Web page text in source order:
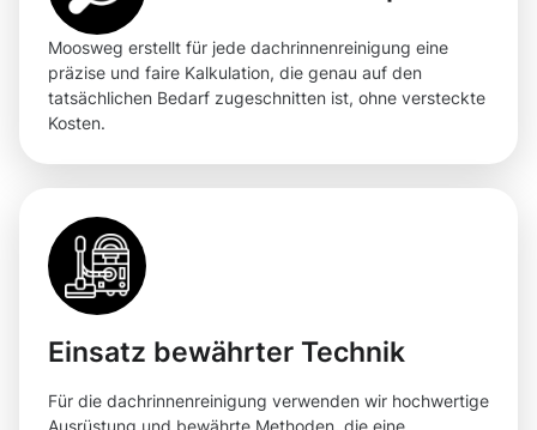
Moosweg erstellt für jede dachrinnenreinigung eine
präzise und faire Kalkulation, die genau auf den
tatsächlichen Bedarf zugeschnitten ist, ohne versteckte
Kosten.
Einsatz bewährter Technik
Für die dachrinnenreinigung verwenden wir hochwertige
Ausrüstung und bewährte Methoden, die eine